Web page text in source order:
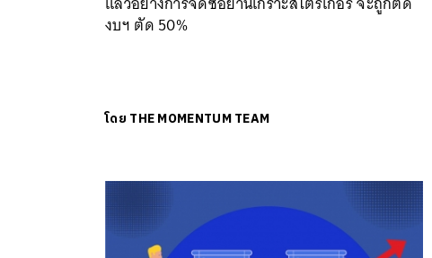
งบฯ ตัด 50%
โดย THE MOMENTUM TEAM